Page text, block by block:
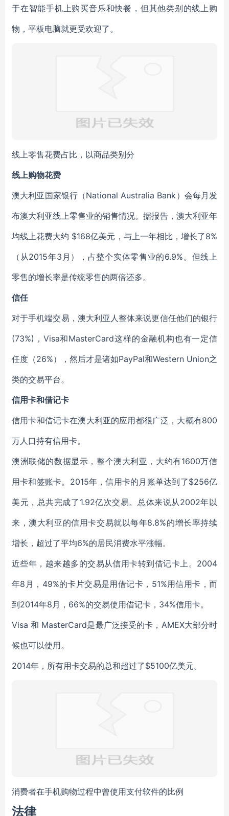
于在智能手机上购买音乐和快餐，但其他类别的线上购
物，平板电脑就更受欢迎了。
线上零售花费占比，以商品类别分
线上购物花费
澳大利亚国家银行（National Australia Bank）会每月发
布澳大利亚线上零售业的销售情况。据报告，澳大利亚年
均线上花费大约 $168亿美元，与上一年相比，增长了8%
（从2015年3月），占整个实体零售业的6.9%。但线上
零售的增长率是传统零售的两倍还多。
信任
对于手机端交易，澳大利亚人整体来说更信任他们的银行
(73%)，Visa和MasterCard这样的金融机构也有一定信
任度（26%），然后才是诸如PayPal和Western Union之
类的交易平台。
信用卡和借记卡
信用卡和借记卡在澳大利亚的应用都很广泛，大概有800
万人口持有信用卡。
澳洲联储的数据显示，整个澳大利亚，大约有1600万信
用卡和签账卡。2015年，信用卡的月账单达到了$256亿
美元，总共完成了1.92亿次交易。总体来说从2002年以
来，澳大利亚的信用卡交易就以每年8.8%的增长率持续
增长，超过了平均6%的居民消费水平涨幅。
近些年，越来越多的交易从信用卡转到借记卡上。2004
年8月，49%的卡片交易是用借记卡，51%用信用卡，而
到2014年8月，66%的交易使用借记卡，34%信用卡。
Visa 和 MasterCard是最广泛接受的卡，AMEX大部分时
候也可以使用。
2014年，所有用卡交易的总和超过了$5100亿美元。
消费者在手机购物过程中曾使用支付软件的比例
法律